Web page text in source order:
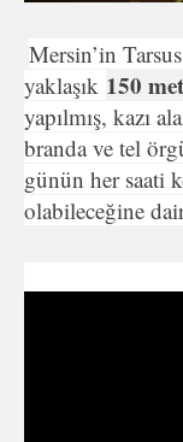
Mersin’in
yaklaşık 150
yapılmış, kazı
branda ve tel
günün her saati
olabileceğine